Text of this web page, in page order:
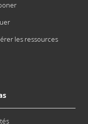
les ressources